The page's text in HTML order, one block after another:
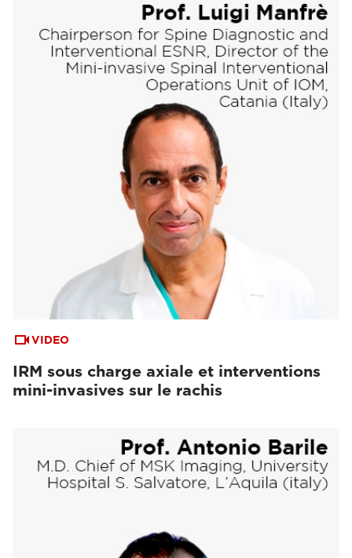
VIDEO
IRM sous charge axiale et interventions
mini-invasives sur le rachis